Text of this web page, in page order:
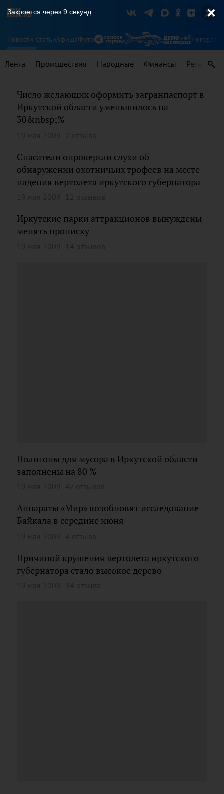
Новости СтатьиАфишаФото Погода
Лента Происшествия Народные Финансы Регионы
Число желающих оформить загранпаспорт в
Иркутской области уменьшилось на
30&nbsp;%
Спасатели опровергли слухи об
обнаружении охотничьих трофеев на месте
падения вертолета иркутского губернатора
Иркутские парки аттракционов вынуждены
менять прописку
Полигоны для мусора в Иркутской области
заполнены на 80 %
Аппараты «Мир» возобновят исследование
Байкала в середине июня
Причиной крушения вертолета иркутского
губернатора стало высокое дерево
Закроется через 9 секунд